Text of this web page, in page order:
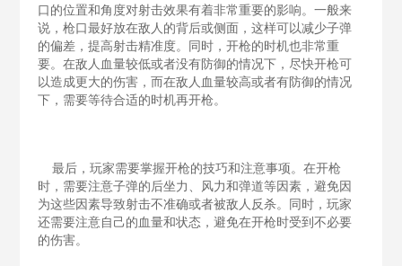
口的位置和角度对射击效果有着非常重要的影响。一般来
说，枪口最好放在敌人的背后或侧面，这样可以减少子弹
的偏差，提高射击精准度。同时，开枪的时机也非常重
要。在敌人血量较低或者没有防御的情况下，尽快开枪可
以造成更大的伤害，而在敌人血量较高或者有防御的情况
下，需要等待合适的时机再开枪。
最后，玩家需要掌握开枪的技巧和注意事项。在开枪
时，需要注意子弹的后坐力、风力和弹道等因素，避免因
为这些因素导致射击不准确或者被敌人反杀。同时，玩家
还需要注意自己的血量和状态，避免在开枪时受到不必要
的伤害。